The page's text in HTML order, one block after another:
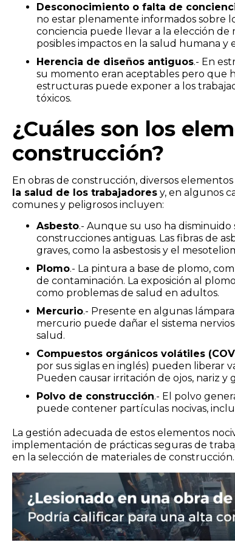
Desconocimiento o falta de
no estar plenamente informados sobre
conciencia puede llevar a la elección
posibles impactos en la salud humana y
Herencia de diseños antiguos.- En
su momento eran aceptables pero que
estructuras puede exponer a los
tóxicos.
¿Cuáles son los
construcción?
En obras de construcción, diversos
la salud de los trabajadores y, en algunos
comunes y peligrosos incluyen:
Asbesto.- Aunque su uso ha
construcciones antiguas. Las fibras de
graves, como la asbestosis y el
Plomo.- La pintura a base de plomo,
de contaminación. La exposición al
como problemas de salud en adultos.
Mercurio.- Presente en algunas
mercurio puede dañar el sistema
salud.
Compuestos orgánicos volátiles
por sus siglas en inglés) pueden liberar
Pueden causar irritación de ojos, nariz y
Polvo de construcción.- El polvo
puede contener partículas nocivas,
La gestión adecuada de estos elementos
implementación de prácticas seguras de
en la selección de materiales de construcción.